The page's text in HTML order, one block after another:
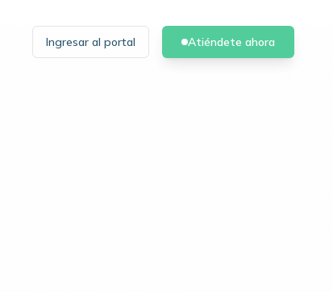
Ingresar al portal Atiéndete ahora